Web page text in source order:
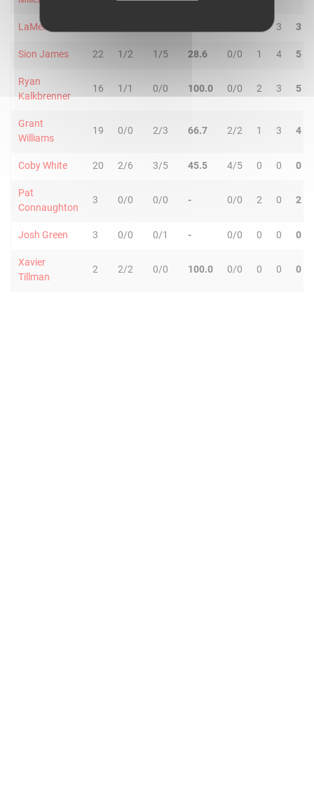
LaMelo Ball 3 3
Sion James 22 1/2 1/5 28.6 0/0 1 4 5
Ryan
Kalkbrenner
16 1/1 0/0 100.0 0/0 2 3 5
Grant
Williams
19 0/0 2/3 66.7 2/2 1 3 4
Coby White 20 2/6 3/5 45.5 4/5 0 0 0
Pat
Connaughton
3 0/0 0/0 - 0/0 2 0 2
Josh Green 3 0/0 0/1 - 0/0 0 0 0
Xavier
Tillman
2 2/2 0/0 100.0 0/0 0 0 0